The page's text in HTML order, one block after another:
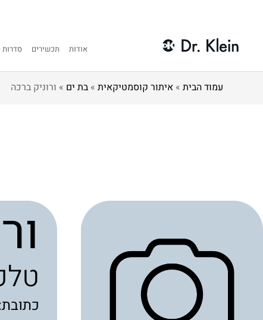
אודות תכשירים סדרות
עמוד הבית »איתור קוסמטיקאית »בת ים » ורוניק ברכה
כתובת: בלפור